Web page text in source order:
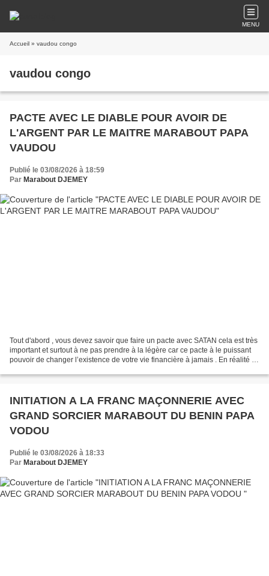
MENU
Accueil » vaudou congo
vaudou congo
PACTE AVEC LE DIABLE POUR AVOIR DE
L'ARGENT PAR LE MAITRE MARABOUT PAPA
VAUDOU
Publié le 03/08/2026 à 18:59
Par Marabout DJEMEY
Tout d'abord , vous devez savoir que faire un pacte avec SATAN cela est très
important et surtout à ne pas prendre à la légère car ce pacte à le puissant
pouvoir de changer l’existence de votre vie financière à jamais . En réalité ,
INITIATION A LA FRANC MAÇONNERIE AVEC
GRAND SORCIER MARABOUT DU BENIN PAPA
VODOU
Publié le 03/08/2026 à 18:33
Par Marabout DJEMEY